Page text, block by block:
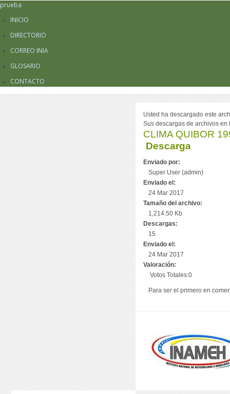
prueba
INICIO
DIRECTORIO
CORREO INIA
GLOSARIO
CONTACTO
Usted ha descargado este
Sus descargas de archivos
CLIMA QUIBOR
Descarga
Enviado por:
Super User (admin)
Enviado el:
24 Mar 2017
Tamaño del archivo:
1,214.50 Kb
Descargas:
15
Enviado el:
24 Mar 2017
Valoración:
Votos Totales:0
Para ser el primero en